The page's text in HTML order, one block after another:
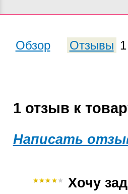
Обзор Отзывы 1
1 отзыв к
Написать
Хочу